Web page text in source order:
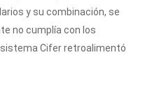
y su combinación, se
no cumplía con los
sistema Cifer retroalimentó